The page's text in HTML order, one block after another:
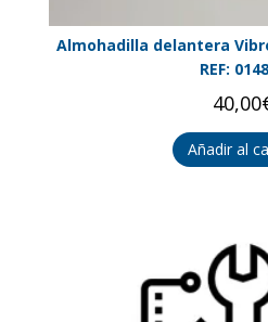
Almohadilla delantera
REF:
40,00
Añadir al